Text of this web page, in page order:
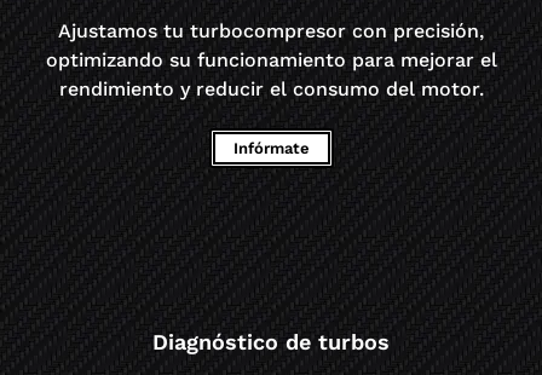
Ajustamos tu turbocompresor con precisión,
optimizando su funcionamiento para mejorar el
rendimiento y reducir el consumo del motor.
Infórmate
Diagnóstico de turbos